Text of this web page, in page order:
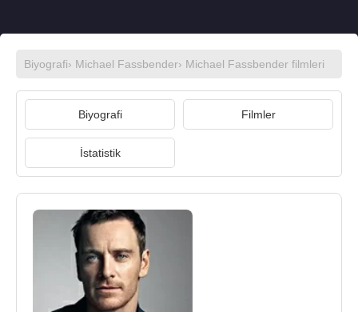
Biyografi› Michael Fassbender› Michael Fassbender filmleri
Biyografi Filmler
İstatistik